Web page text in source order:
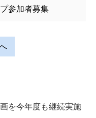
参加者募集
を今年度も継続実施